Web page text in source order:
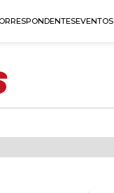
EVENTOS